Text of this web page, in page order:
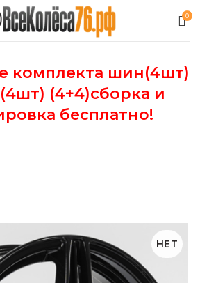
0
комплекта шин(4шт)
(4+4)сборка и
бесплатно!
НЕТ